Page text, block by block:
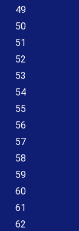
49
50
51
52
53
54
55
56
57
58
59
60
61
62